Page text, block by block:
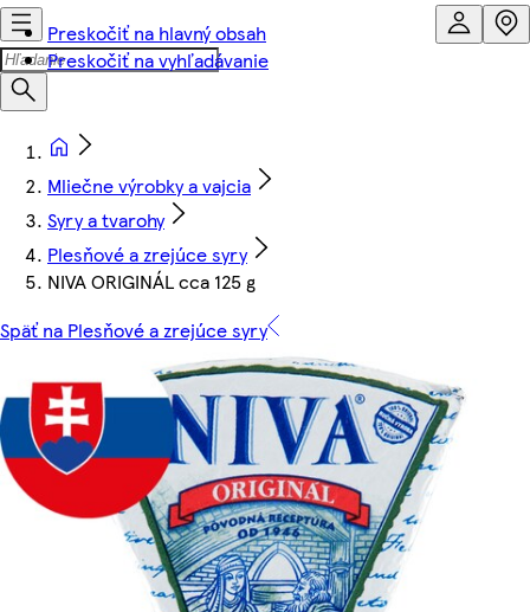
Preskočiť na hlavný obsah
Preskočiť na vyhľadávanie
Mliečne výrobky a vajcia
Syry a tvarohy
Plesňové a zrejúce syry
NIVA ORIGINÁL cca 125 g
Späť na Plesňové a zrejúce syry